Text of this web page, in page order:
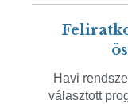
Havi
választott